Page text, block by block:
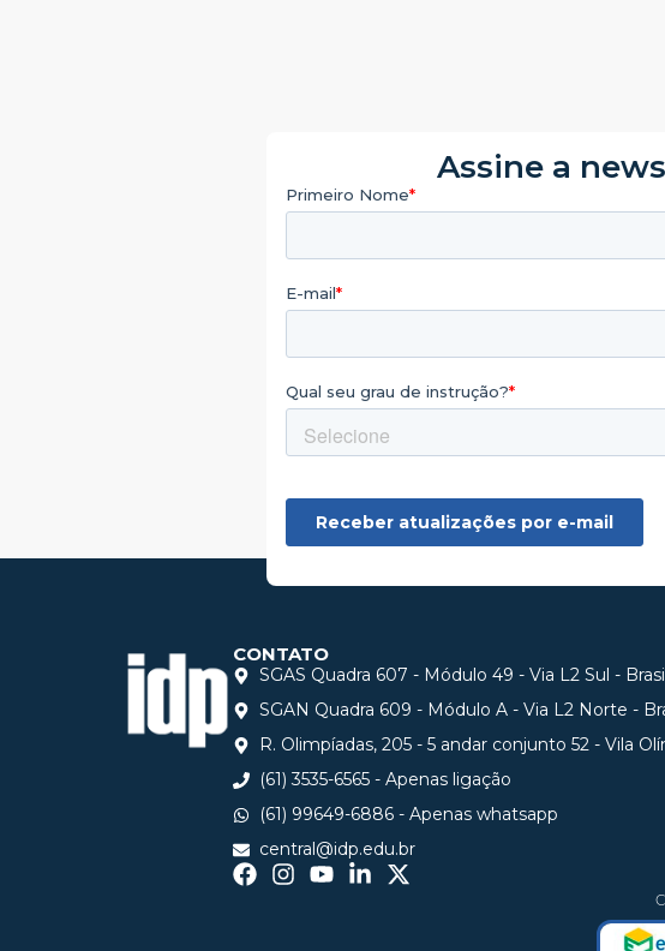
Assine a
CONTATO
SGAS Quadra 607 - Módulo 49 - Via L2 Sul -
SGAN Quadra 609 - Módulo A - Via L2 Norte -
R. Olimpíadas, 205 - 5 andar conjunto 52 - Vila
(61) 3535-6565 - Apenas ligação
(61) 99649-6886 - Apenas whatsapp
central@idp.edu.br